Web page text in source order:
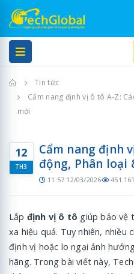
Trang chủ
Tin tức
Cẩm nang định vị ô tô A-Z:
mới
12
TH3
Cẩm nang định
động, Phân loại
11:57 12/03/2026
Lắp định vị ô tô giúp bảo vệ
xa hiệu quả. Tuy nhiên, nhiều
định vị hoặc lo ngại ảnh
hãng. Trong bài viết này,